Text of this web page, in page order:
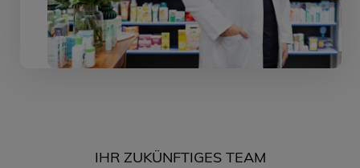
IHR ZUKÜNFTIGES TEAM